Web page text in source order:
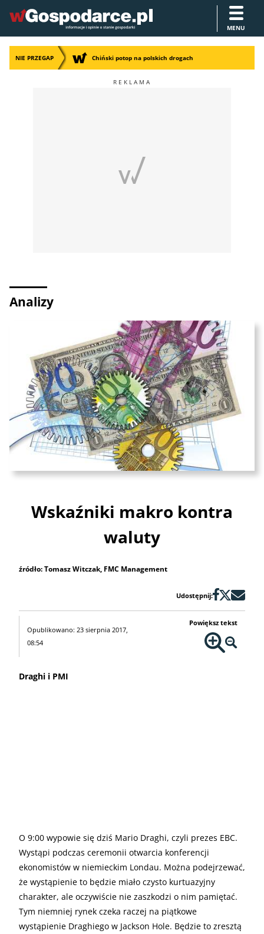
MENU
NIE PRZEGAP Chiński potop na polskich drogach
Analizy
Wskaźniki makro kontra
waluty
źródło: Tomasz Witczak, FMC Management
Udostępnij:
Opublikowano: 23 sierpnia 2017,
08:54
Powiększ tekst
Draghi i PMI
O 9:00 wypowie się dziś Mario Draghi, czyli prezes EBC.
Wystąpi podczas ceremonii otwarcia konferencji
ekonomistów w niemieckim Londau. Można podejrzewać,
że wystąpienie to będzie miało czysto kurtuazyjny
charakter, ale oczywiście nie zaszkodzi o nim pamiętać.
Tym niemniej rynek czeka raczej na piątkowe
wystąpienie Draghiego w Jackson Hole. Będzie to zresztą